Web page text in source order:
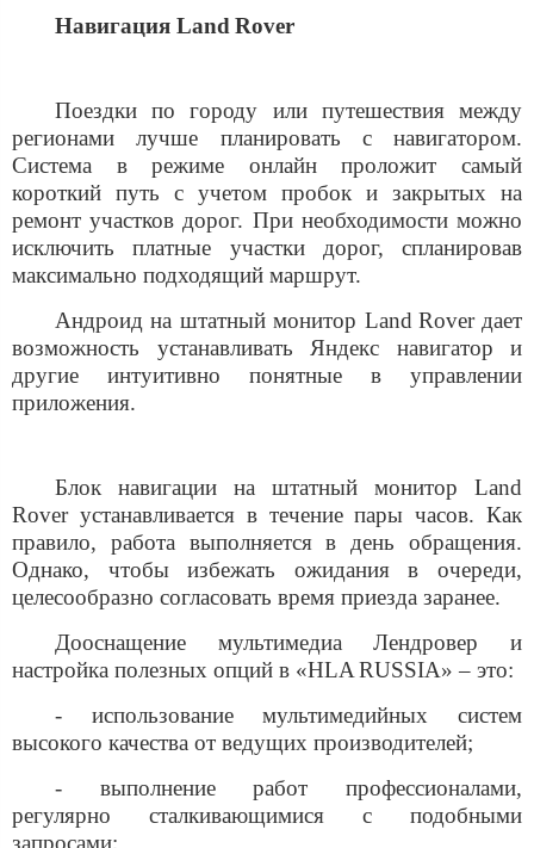
Навигация Land Rover
Поездки по городу или путешествия между
регионами лучше планировать с навигатором.
Система в режиме онлайн проложит самый
короткий путь с учетом пробок и закрытых на
ремонт участков дорог. При необходимости можно
исключить платные участки дорог, спланировав
максимально подходящий маршрут.
Андроид на штатный монитор Land Roverдает
возможность устанавливать Яндекс навигатор и
другие интуитивно понятные в управлении
приложения.
Блок навигации на штатный монитор Land
Roverустанавливается в течение пары часов. Как
правило, работа выполняется в день обращения.
Однако, чтобы избежать ожидания в очереди,
целесообразно согласовать время приезда заранее.
Дооснащение мультимедиа Лендровер и
настройка полезных опций в «HLA RUSSIA» – это:
- использование мультимедийных систем
высокого качества от ведущих производителей;
- выполнение работ профессионалами,
регулярно сталкивающимися с подобными
запросами;